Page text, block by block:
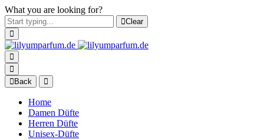
What you are looking for?
Clear
Back
Home
Damen Düfte
Herren Düfte
Unisex-Düfte